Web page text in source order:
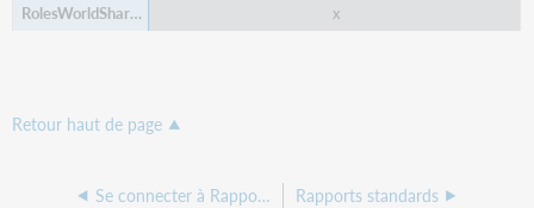
x
Retour haut de page
Se connecter à Rapports WorldShare dans Power BI Rapports standards